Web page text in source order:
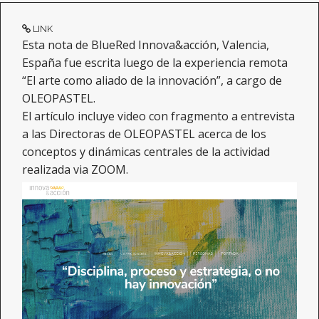
LINK
Esta nota de BlueRed Innova&acción, Valencia,
España fue escrita luego de la experiencia remota
“El arte como aliado de la innovación”, a cargo de
OLEOPASTEL.
El artículo incluye video con fragmento a entrevista
a las Directoras de OLEOPASTEL acerca de los
conceptos y dinámicas centrales de la actividad
realizada via ZOOM.